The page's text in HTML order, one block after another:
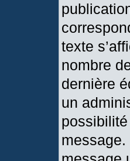
texte
nombre
dernière
un